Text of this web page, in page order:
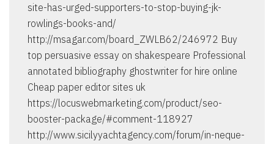
site-has-urged-supporters-to-stop-buying-jk-
rowlings-books-and/
http://msagar.com/board_ZWLB62/246972 Buy
top persuasive essay on shakespeare Professional
annotated bibliography ghostwriter for hire online
Cheap paper editor sites uk
https://locuswebmarketing.com/product/seo-
booster-package/#comment-118927
http://www.sicilyyachtagency.com/forum/in-neque-